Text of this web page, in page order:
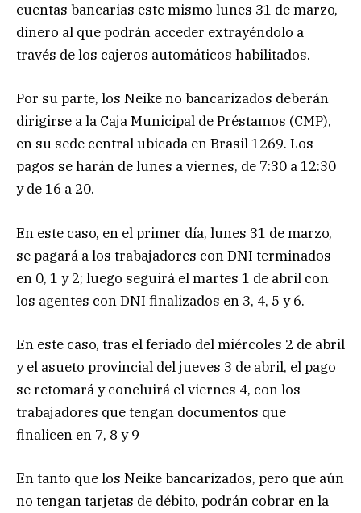
cuentas bancarias este mismo lunes 31 de marzo,
dinero al que podrán acceder extrayéndolo a
través de los cajeros automáticos habilitados.
Por su parte, los Neike no bancarizados deberán
dirigirse a la Caja Municipal de Préstamos (CMP),
en su sede central ubicada en Brasil 1269. Los
pagos se harán de lunes a viernes, de 7:30 a 12:30
y de 16 a 20.
En este caso, en el primer día, lunes 31 de marzo,
se pagará a los trabajadores con DNI terminados
en 0, 1 y 2; luego seguirá el martes 1 de abril con
los agentes con DNI finalizados en 3, 4, 5 y 6.
En este caso, tras el feriado del miércoles 2 de abril
y el asueto provincial del jueves 3 de abril, el pago
se retomará y concluirá el viernes 4, con los
trabajadores que tengan documentos que
finalicen en 7, 8 y 9
En tanto que los Neike bancarizados, pero que aún
no tengan tarjetas de débito, podrán cobrar en la